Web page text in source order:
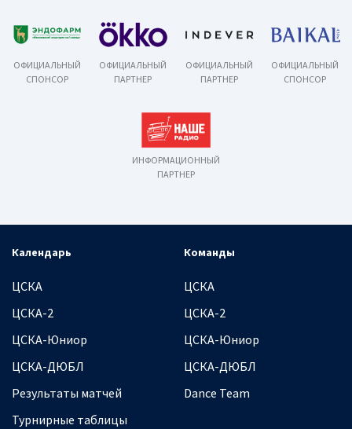
ОФИЦИАЛЬНЫЙ
СПОНСОР
ОФИЦИАЛЬНЫЙ
ПАРТНЕР
ОФИЦИАЛЬНЫЙ
ПАРТНЕР
ОФИЦИАЛЬНЫЙ
СПОНСОР
ИНФОРМАЦИОННЫЙ
ПАРТНЕР
Календарь
ЦСКА
ЦСКА-2
ЦСКА-Юниор
ЦСКА-ДЮБЛ
Результаты матчей
Турнирные таблицы
Команды
ЦСКА
ЦСКА-2
ЦСКА-Юниор
ЦСКА-ДЮБЛ
Dance Team